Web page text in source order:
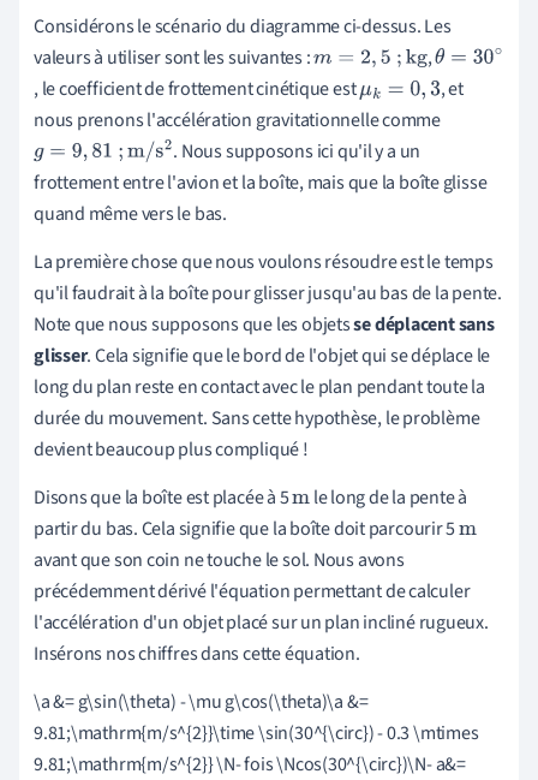
Considérons le scénario du diagramme ci-dessus. Les
valeurs à utiliser sont les suivantes :m= 2,5;kg ,θ
=
3
∘
, le coefficient de frottement cinétique estμk=0,3
, et
nous prenons l'accélération gravitationnelle comme
g=9, 81 ;m/ s2
. Nous supposons ici qu'il y a un
frottement entre l'avion et la boîte, mais que la boîte glisse
quand même vers le bas.
La première chose que nous voulons résoudre est le temps
qu'il faudrait à la boîte pour glisser jusqu'au bas de la pente.
Note que nous supposons que les objetsse déplacent sans
glisser.Cela signifie que le bord de l'objet qui se déplace le
long du plan reste en contact avec le plan pendant toute la
durée du mouvement. Sans cette hypothèse, le problème
devient beaucoup plus compliqué !
Disons que la boîte est placée à 5mle long de la pente à
partir du bas. Cela signifie que la boîte doit parcourir 5m
avant que son coin ne touche le sol. Nous avons
précédemment dérivé l'équation permettant de calculer
l'accélération d'un objet placé sur un plan incliné rugueux.
Insérons nos chiffres dans cette équation.
\a &= g\sin(\theta) - \mu g\cos(\theta)\a &=
9.81;\mathrm{m/s^{2}}\time \sin(30^{\circ}) - 0.3 \mtimes
9.81;\mathrm{m/s^{2}} \N- fois \Ncos(30^{\circ})\N- a&=